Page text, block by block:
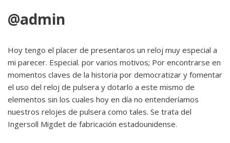
@admin
Hoy tengo el placer de presentaros un reloj muy especial a
mi parecer. Especial. por varios motivos; Por encontrarse en
momentos claves de la historia por democratizar y fomentar
el uso del reloj de pulsera y dotarlo a este mismo de
elementos sin los cuales hoy en día no entenderíamos
nuestros relojes de pulsera como tales. Se trata del
Ingersoll Migdet de fabricación estadounidense.